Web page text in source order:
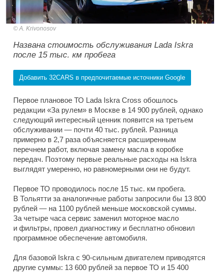
A. Krivonosov
Названа стоимость обслуживания Lada Iskra
после 15 тыс. км пробега
Добавить 32CARS в предпочитаемые источники Google
Первое плановое ТО Lada Iskra Cross обошлось
редакции «За рулем» в Москве в 14 900 рублей, однако
следующий интересный ценник появится на третьем
обслуживании — почти 40 тыс. рублей. Разница
примерно в 2,7 раза объясняется расширенным
перечнем работ, включая замену масла в коробке
передач. Поэтому первые реальные расходы на Iskra
выглядят умеренно, но равномерными они не будут.
Первое ТО проводилось после 15 тыс. км пробега.
В Тольятти за аналогичные работы запросили бы 13 800
рублей — на 1100 рублей меньше московской суммы.
За четыре часа сервис заменил моторное масло
и фильтры, провел диагностику и бесплатно обновил
программное обеспечение автомобиля.
Для базовой Iskra с 90-сильным двигателем приводятся
другие суммы: 13 600 рублей за первое ТО и 15 400